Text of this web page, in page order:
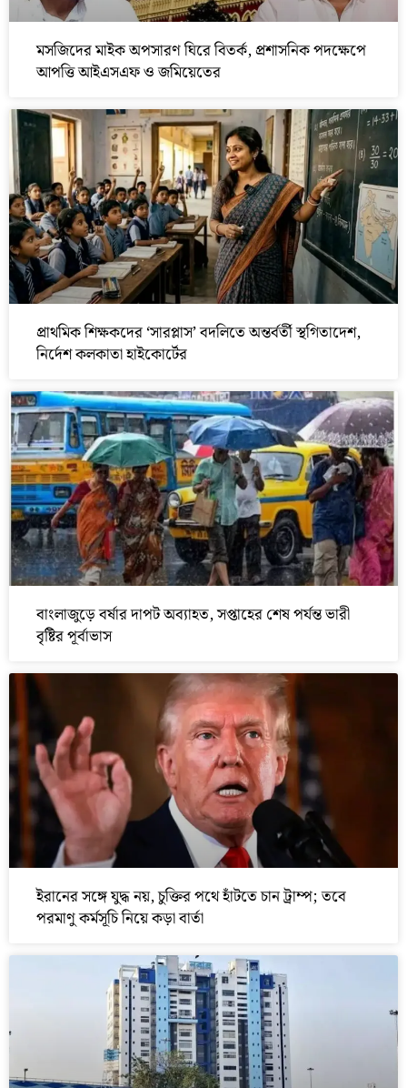
মসজিদের মাইক অপসারণ ঘিরে বিতর্ক, প্রশাসনিক পদক্ষেপে
আপত্তি আইএসএফ ও জমিয়েতের
প্রাথমিক শিক্ষকদের ‘সারপ্লাস’ বদলিতে অন্তর্বর্তী স্থগিতাদেশ,
নির্দেশ কলকাতা হাইকোর্টের
বাংলাজুড়ে বর্ষার দাপট অব্যাহত, সপ্তাহের শেষ পর্যন্ত ভারী
বৃষ্টির পূর্বাভাস
ইরানের সঙ্গে যুদ্ধ নয়, চুক্তির পথে হাঁটতে চান ট্রাম্প; তবে
পরমাণু কর্মসূচি নিয়ে কড়া বার্তা